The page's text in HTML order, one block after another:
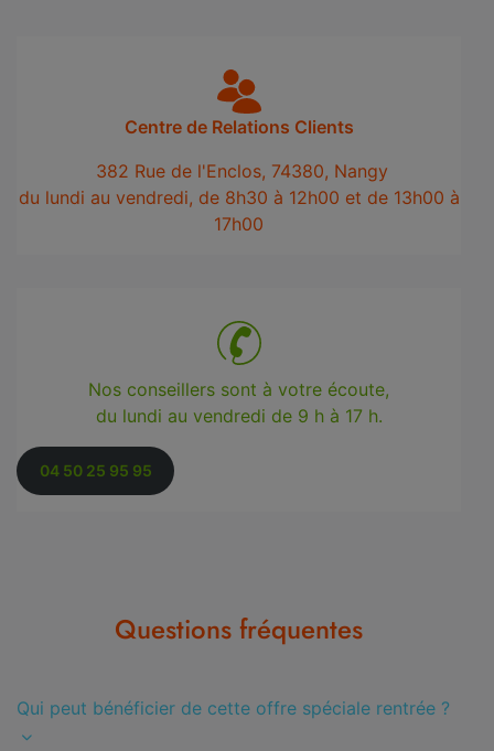
Centre de Relations Clients
382 Rue de l'Enclos, 74380, Nangy
du lundi au vendredi, de 8h30 à 12h00 et de 13h00 à
17h00
Nos conseillers sont à votre écoute,
du lundi au vendredi de 9 h à 17 h.
04 50 25 95 95
Questions fréquentes
Qui peut bénéficier de cette offre spéciale rentrée ?